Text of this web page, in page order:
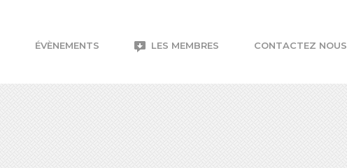
ÉVÈNEMENTS LES MEMBRES CONTACTEZ NOUS